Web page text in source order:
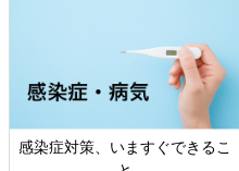
の」赤ちゃん・
日本外来小